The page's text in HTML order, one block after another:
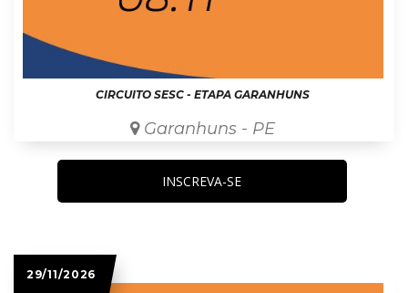
CIRCUITO SESC - ETAPA GARANHUNS
Garanhuns - PE
INSCREVA-SE
29/11/2026